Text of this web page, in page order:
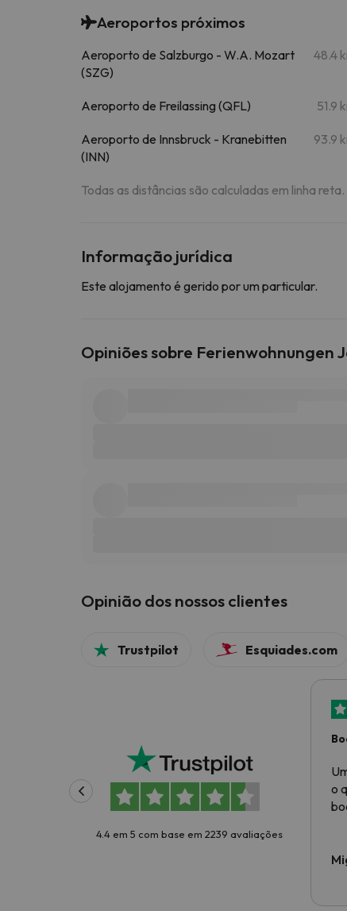
Aeroportos próximos
Aeroporto de Salzburgo - W.A. Mozart
(SZG)
48.4
Aeroporto de Freilassing (QFL) 51.9
Aeroporto de Innsbruck - Kranebitten
(INN)
93.9
Todas as distâncias são calculadas em linha
Informação jurídica
Este alojamento é gerido por um particular.
Opiniões sobre Ferienwohnungen
Opinião dos nossos clientes
Trustpilot Esquiades.com
4.4 em 5 com base em 2239 avaliações
o